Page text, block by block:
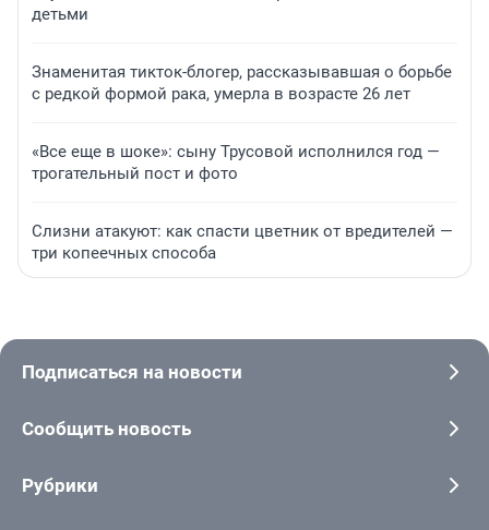
детьми
Знаменитая тикток-блогер, рассказывавшая о борьбе
с редкой формой рака, умерла в возрасте 26 лет
«Все еще в шоке»: сыну Трусовой исполнился год —
трогательный пост и фото
Слизни атакуют: как спасти цветник от вредителей —
три копеечных способа
Подписаться на новости
Сообщить новость
Рубрики